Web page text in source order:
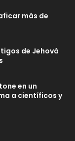
más de
de Jehová
en un
a científicos y